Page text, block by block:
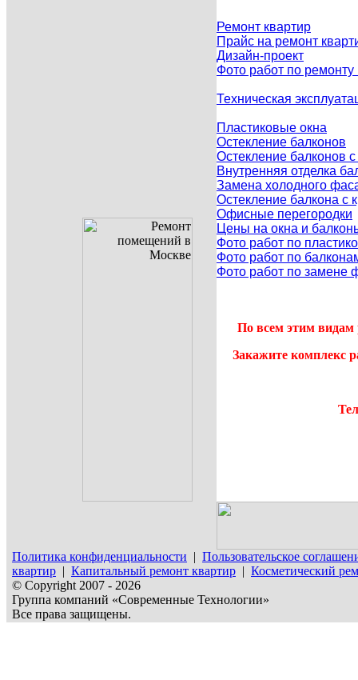
Ремонт квартир
Прайс на ремонт
Дизайн-проект
Фото работ по ремонту
Техническая
Пластиковые окна
Остекление балконов
Остекление балконов
Внутренняя отделка
Замена холодного
Остекление балкона с
Офисные перегородки
Цены на окна и
Фото работ по
Фото работ по
Фото работ по замене
По всем этим видам
Закажите комплекс
Политика конфиденциальности | Пользовательское
квартир | Капитальный ремонт квартир | Косметический
© Copyright 2007 - 2026
Группа компаний «Современные Технологии»
Все права защищены.